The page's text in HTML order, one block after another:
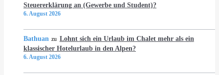
Steuererklärung an (Gewerbe und Student)?
6. August 2026
Bathuan zu Lohnt sich ein Urlaub im Chalet mehr als ein
klassischer Hotelurlaub in den Alpen?
6. August 2026